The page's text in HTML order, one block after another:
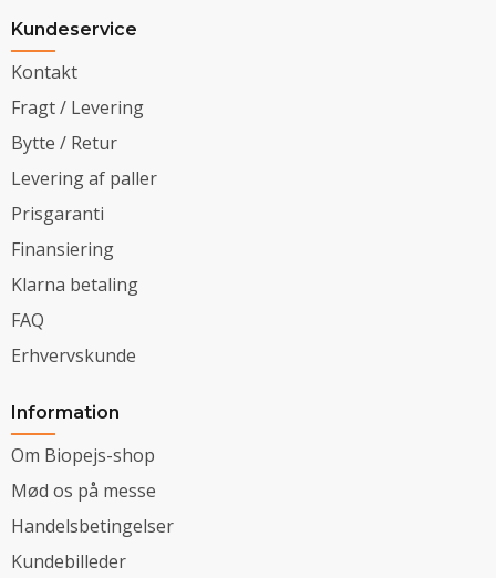
Kundeservice
Kontakt
Fragt / Levering
Bytte / Retur
Levering af paller
Prisgaranti
Finansiering
Klarna betaling
FAQ
Erhvervskunde
Information
Om Biopejs-shop
Mød os på messe
Handelsbetingelser
Kundebilleder